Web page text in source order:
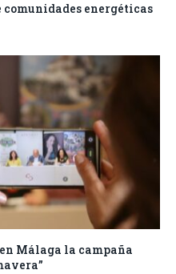
energéticas
Málaga la campaña